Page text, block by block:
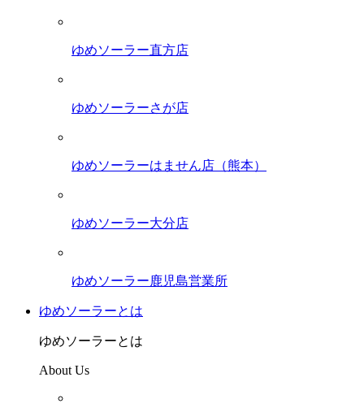
ゆめソーラー直方店
ゆめソーラーさが店
ゆめソーラーはません店（熊本）
ゆめソーラー大分店
ゆめソーラー鹿児島営業所
ゆめソーラーとは
ゆめソーラーとは
About Us